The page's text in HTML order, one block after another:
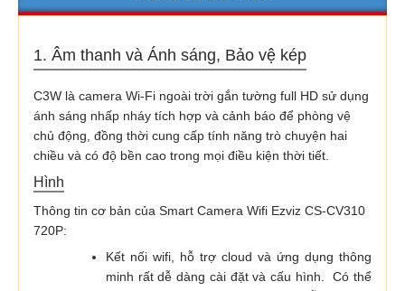
1. Âm thanh và Ánh sáng, Bảo vệ kép
C3W là camera Wi-Fi ngoài trời gắn tường full HD sử dụng
ánh sáng nhấp nháy tích hợp và cảnh báo để phòng vệ
chủ động, đồng thời cung cấp tính năng trò chuyện hai
chiều và có độ bền cao trong mọi điều kiện thời tiết.
Hình
Thông tin cơ bản của Smart Camera Wifi Ezviz CS-CV310
720P:
Kết nối wifi, hỗ trợ cloud và ứng dụng thông
minh rất dễ dàng cài đặt và cấu hình. Có thể